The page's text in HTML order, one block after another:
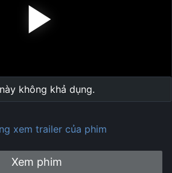
không khả dụng.
xem trailer của phim
Xem phim